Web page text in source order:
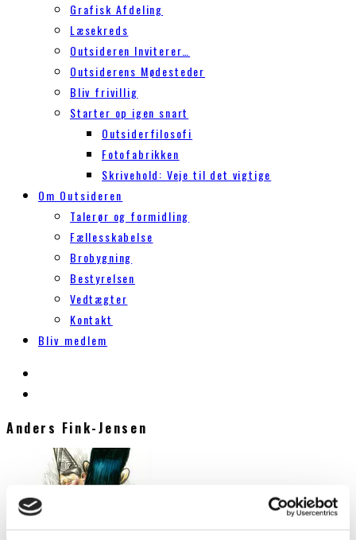
Grafisk Afdeling
Læsekreds
Outsideren Inviterer…
Outsiderens Mødesteder
Bliv frivillig
Starter op igen snart
Outsiderfilosofi
Fotofabrikken
Skrivehold: Veje til det vigtige
Om Outsideren
Talerør og formidling
Fællesskabelse
Brobygning
Bestyrelsen
Vedtægter
Kontakt
Bliv medlem
Anders Fink-Jensen